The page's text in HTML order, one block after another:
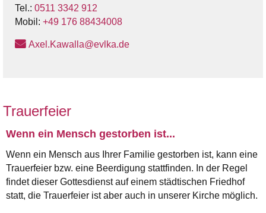
Tel.: 0511 3342 912
Mobil: ‭+49 176 88434008‬
Axel.Kawalla@evlka.de
Trauerfeier
Wenn ein Mensch gestorben ist...
Wenn ein Mensch aus Ihrer Familie gestorben ist, kann eine
Trauerfeier bzw. eine Beerdigung stattfinden. In der Regel
findet dieser Gottesdienst auf einem städtischen Friedhof
statt, die Trauerfeier ist aber auch in unserer Kirche möglich.